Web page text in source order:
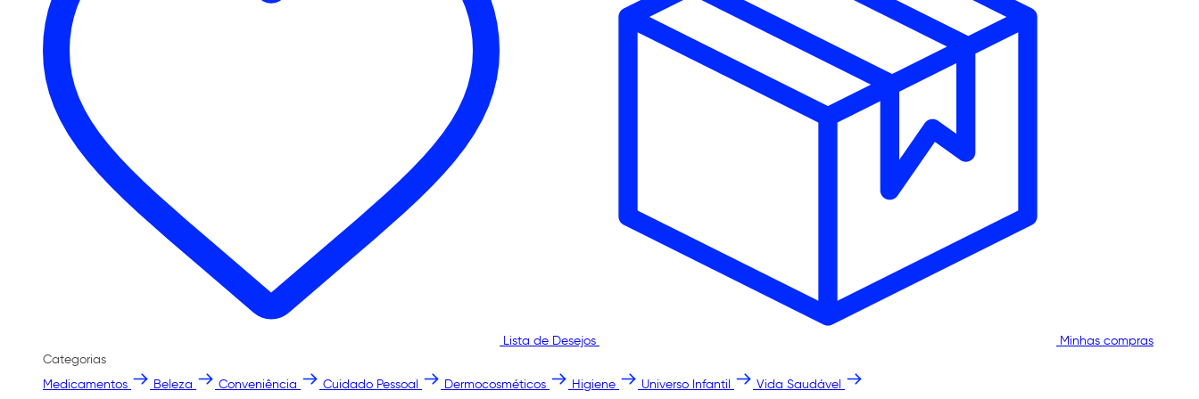
Lista de Desejos
Minhas compras
Categorias
Medicamentos
Beleza Conveniência Cuidado Pessoal Dermocosméticos Higiene Universo Infantil Vida Saudável